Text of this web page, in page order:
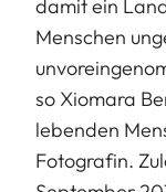
damit ein
Menschen
so Xiomara
lebenden
Fotografin.